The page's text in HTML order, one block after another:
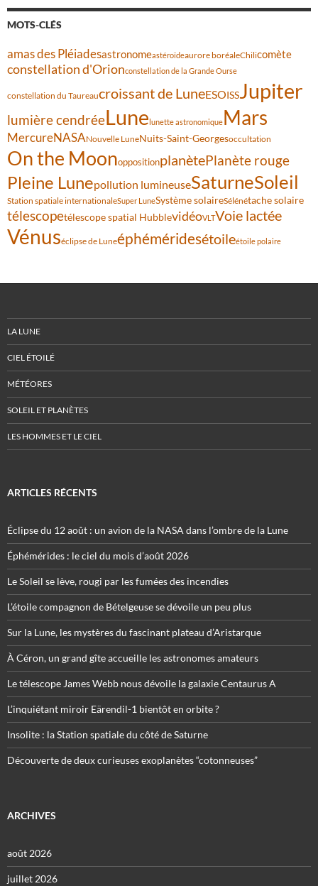
MOTS-CLÉS
amas des Pléiadesastronomeastéroïdeaurore boréaleChilicomète
constellation d'Orionconstellation de la Grande Ourse
constellation du Taureaucroissant de LuneESOISSJupiter
lumière cendréeLune lunette astronomiqueMars
MercureNASANouvelle LuneNuits-Saint-Georgesoccultation
On the MoonoppositionplanètePlanète rouge
Pleine Lunepollution lumineuseSaturneSoleil
Station spatiale internationaleSuper LuneSystème solaireSélénétache solaire
télescopetélescope spatial HubblevidéoVLTVoie lactée
Vénuséclipse de Luneéphéméridesétoileétoile polaire
LA LUNE
CIEL ÉTOILÉ
MÉTÉORES
SOLEIL ET PLANÈTES
LES HOMMES ET LE CIEL
ARTICLES RÉCENTS
Éclipse du 12 août : un avion de la NASA dans l’ombre de la Lune
Éphémérides : le ciel du mois d’août 2026
Le Soleil se lève, rougi par les fumées des incendies
L’étoile compagnon de Bételgeuse se dévoile un peu plus
Sur la Lune, les mystères du fascinant plateau d’Aristarque
À Céron, un grand gîte accueille les astronomes amateurs
Le télescope James Webb nous dévoile la galaxie Centaurus A
L’inquiétant miroir Eärendil-1 bientôt en orbite ?
Insolite : la Station spatiale du côté de Saturne
Découverte de deux curieuses exoplanètes “cotonneuses”
ARCHIVES
août 2026
juillet 2026